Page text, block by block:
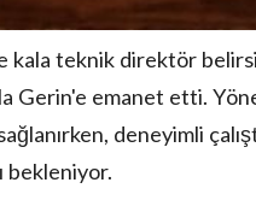
kala teknik direktör
Gerin'e emanet etti.
deneyimli
bekleniyor.